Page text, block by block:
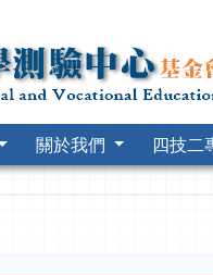
關於我們 四技二